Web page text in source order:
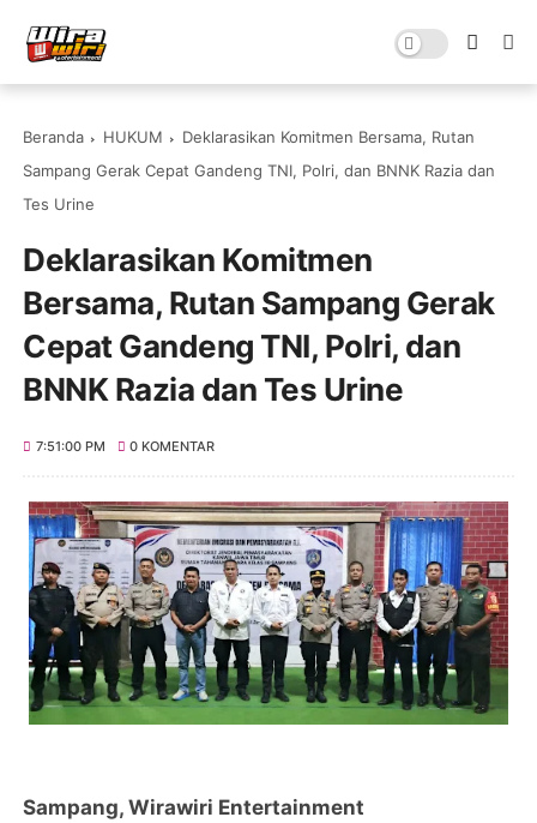
Beranda HUKUM
Deklarasikan Komitmen Bersama, Rutan
Sampang Gerak Cepat Gandeng TNI, Polri, dan BNNK Razia dan
Tes Urine
Deklarasikan Komitmen
Bersama, Rutan Sampang Gerak
Cepat Gandeng TNI, Polri, dan
BNNK Razia dan Tes Urine
7:51:00 PM 0 KOMENTAR
Sampang, Wirawiri Entertainment